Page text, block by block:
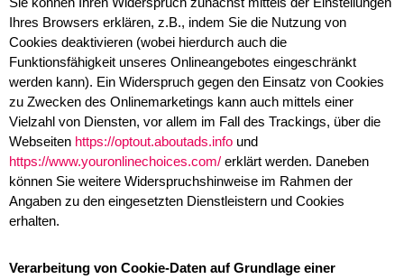
Ihres Browsers erklären, z.B., indem Sie die Nutzung von
Cookies deaktivieren (wobei hierdurch auch die
Funktionsfähigkeit unseres Onlineangebotes eingeschränkt
werden kann). Ein Widerspruch gegen den Einsatz von Cookies
zu Zwecken des Onlinemarketings kann auch mittels einer
Vielzahl von Diensten, vor allem im Fall des Trackings, über die
Webseiten https://optout.aboutads.info und
https://www.youronlinechoices.com/ erklärt werden. Daneben
können Sie weitere Widerspruchshinweise im Rahmen der
Angaben zu den eingesetzten Dienstleistern und Cookies
erhalten.
Verarbeitung von Cookie-Daten auf Grundlage einer